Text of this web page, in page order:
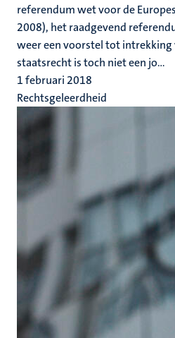
referendum wet voor de
2008), het raadgevend
weer een voorstel tot intrekking
staatsrecht is toch niet een jo...
1 februari 2018
Rechtsgeleerdheid